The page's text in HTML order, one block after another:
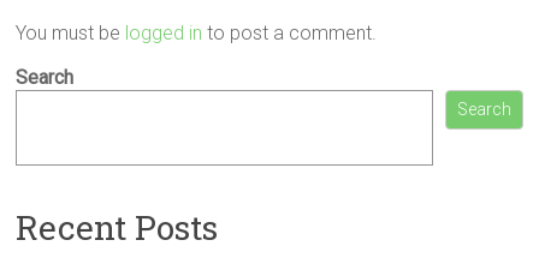
You must be logged in to post a comment.
Search
Search
Recent Posts